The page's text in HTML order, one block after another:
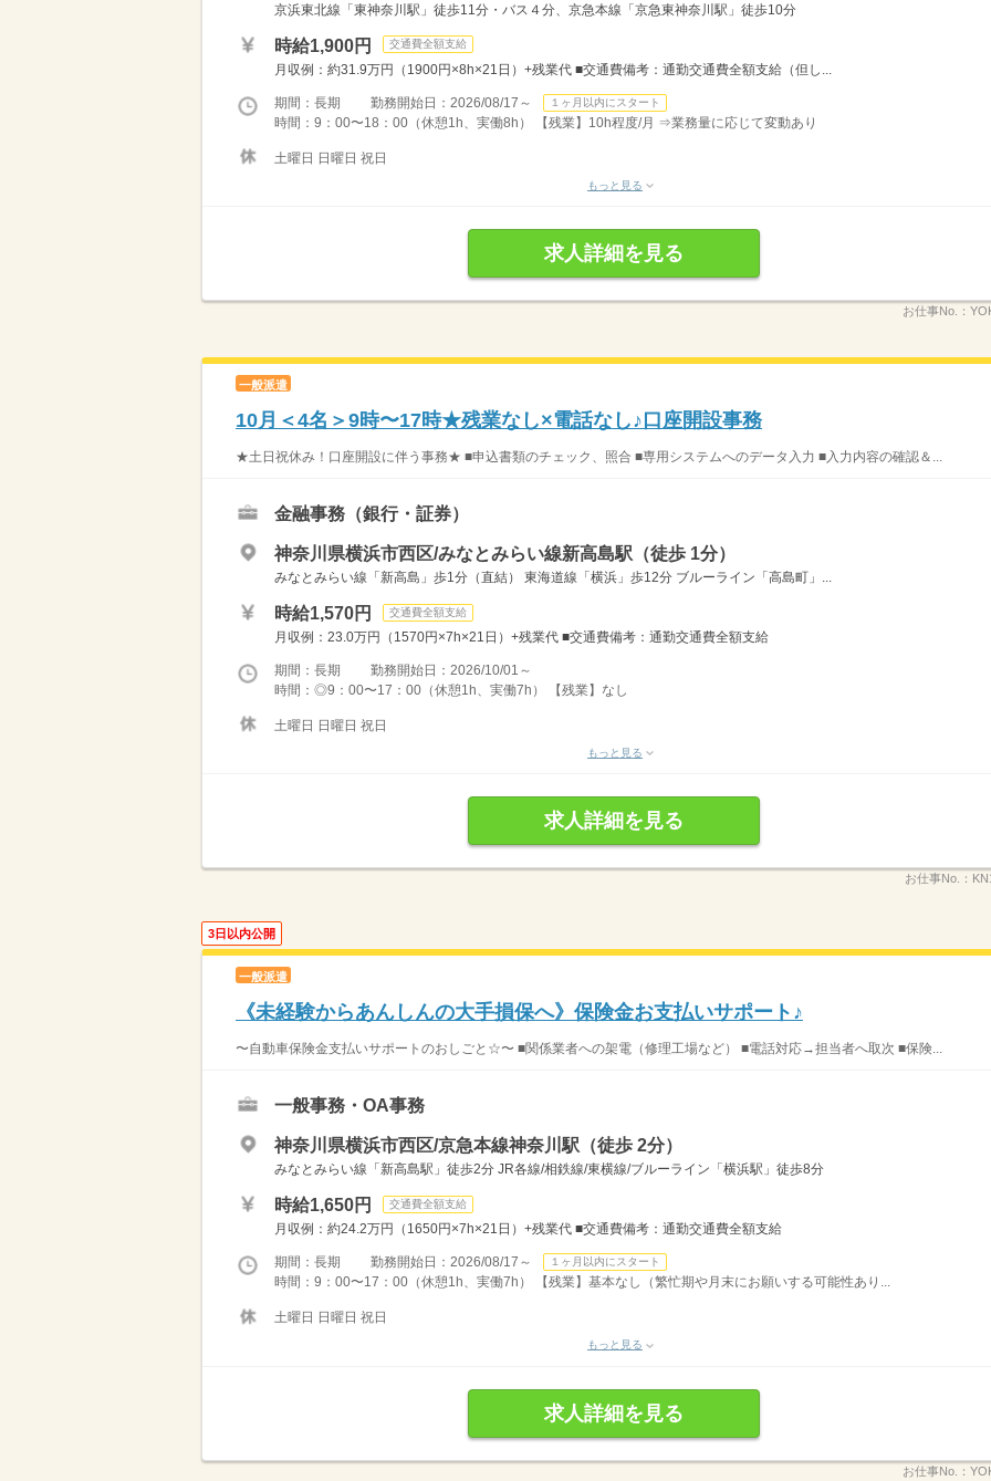
京浜東北線「東神奈川駅」徒歩11分・バス４分、京急本線「京急東神奈川駅」徒歩10分
時給1,900円 交通費全額支給
月収例：約31.9万円（1900円×8h×21日）+残業代 ■交通費備考：通勤交通費全額支給（但し...
期間：長期 勤務開始日：2026/08/17～ １ヶ月以内にスタート
時間：9：00〜18：00（休憩1h、実働8h） 【残業】10h程度/月 ⇒業務量に応じて変動あり
土曜日 日曜日 祝日
もっと見る
求人詳細を見る
お仕事No.：
一般派遣
10月＜4名＞9時〜17時★残業なし×電話なし♪口座開設事務
★土日祝休み！口座開設に伴う事務★ ■申込書類のチェック、照合 ■専用システムへのデータ入力 ■入力内容の確認＆...
金融事務（銀行・証券）
神奈川県横浜市西区/みなとみらい線新高島駅（徒歩 1分）
みなとみらい線「新高島」歩1分（直結） 東海道線「横浜」歩12分 ブルーライン「高島町」...
時給1,570円 交通費全額支給
月収例：23.0万円（1570円×7h×21日）+残業代 ■交通費備考：通勤交通費全額支給
期間：長期 勤務開始日：2026/10/01～
時間：◎9：00〜17：00（休憩1h、実働7h） 【残業】なし
土曜日 日曜日 祝日
もっと見る
求人詳細を見る
お仕事No.：
3日以内公開
一般派遣
《未経験からあんしんの大手損保へ》保険金お支払いサポート♪
〜自動車保険金支払いサポートのおしごと☆〜 ■関係業者への架電（修理工場など） ■電話対応→担当者へ取次 ■保険...
一般事務・OA事務
神奈川県横浜市西区/京急本線神奈川駅（徒歩 2分）
みなとみらい線「新高島駅」徒歩2分 JR各線/相鉄線/東横線/ブルーライン「横浜駅」徒歩8分
時給1,650円 交通費全額支給
月収例：約24.2万円（1650円×7h×21日）+残業代 ■交通費備考：通勤交通費全額支給
期間：長期 勤務開始日：2026/08/17～ １ヶ月以内にスタート
時間：9：00〜17：00（休憩1h、実働7h） 【残業】基本なし（繁忙期や月末にお願いする可能性あり...
土曜日 日曜日 祝日
もっと見る
求人詳細を見る
お仕事No.：